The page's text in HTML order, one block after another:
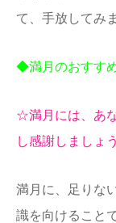
て、手放してみ
◆満月のおすす
☆満月には、あ
し感謝しましょう
満月に、足りな
識を向けること